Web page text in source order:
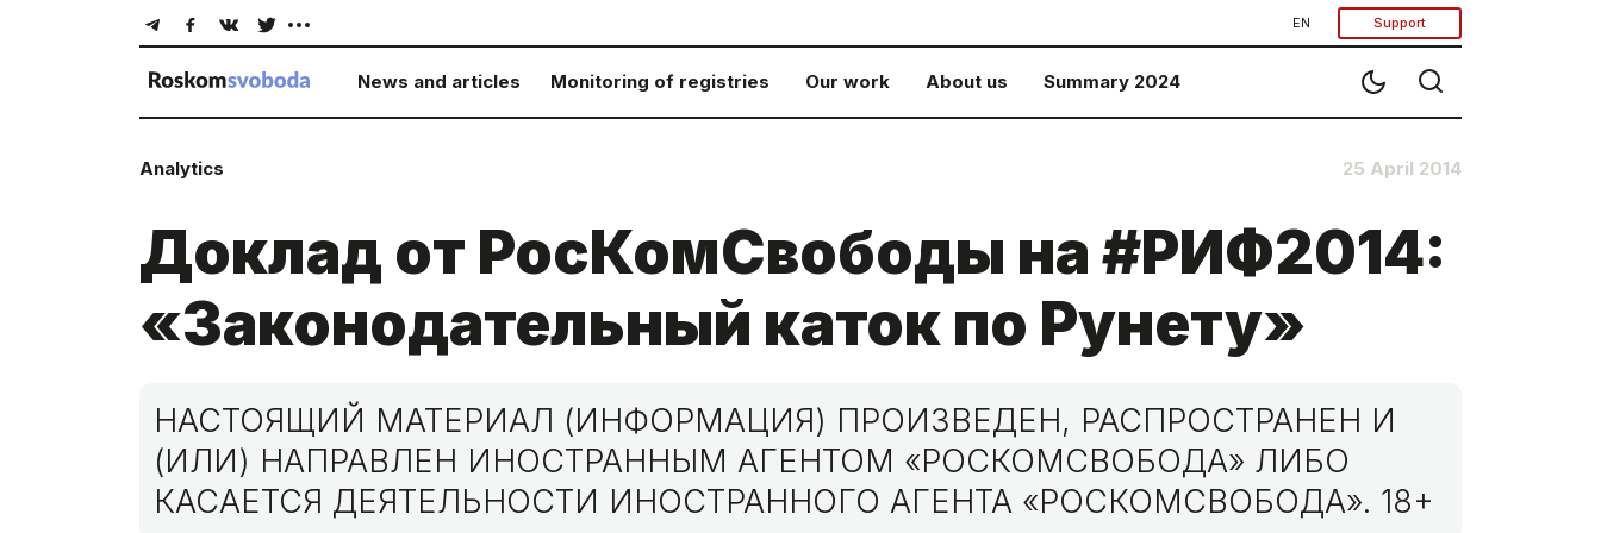
EN Support
News and articles Monitoring of registries Our work About us Summary 2024
Analytics 25 April 2014
Доклад от РосКомСвободы на #РИФ2014:
«Законодательный каток по Рунету»
НАСТОЯЩИЙ МАТЕРИАЛ (ИНФОРМАЦИЯ) ПРОИЗВЕДЕН, РАСПРОСТРАНЕН И
(ИЛИ) НАПРАВЛЕН ИНОСТРАННЫМ АГЕНТОМ «РОСКОМСВОБОДА» ЛИБО
КАСАЕТСЯ ДЕЯТЕЛЬНОСТИ ИНОСТРАННОГО АГЕНТА «РОСКОМСВОБОДА». 18+